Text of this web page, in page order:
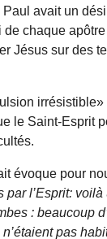
avait un
chaque
Jésus sur des
le Saint-Esprit
évoque pour
par l’Esprit:
: beaucoup
pas